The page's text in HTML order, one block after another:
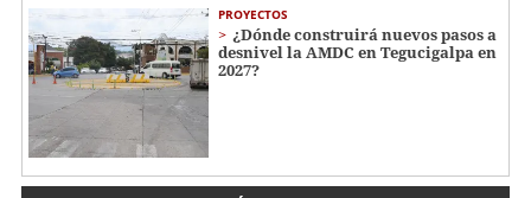
PROYECTOS
¿Dónde construirá nuevos pasos a
desnivel la AMDC en Tegucigalpa en
2027?